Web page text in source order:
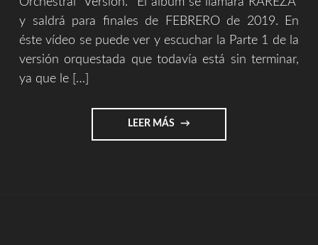
y saldrá para finales de FEBRERO de 2019. En
éste vídeo se puede ver y escuchar la Parte 1 de la
versión orquestada que todavía está sin terminar,
ya que le […]
LEER MÁS "ZIAN
(ORCHESTRAL